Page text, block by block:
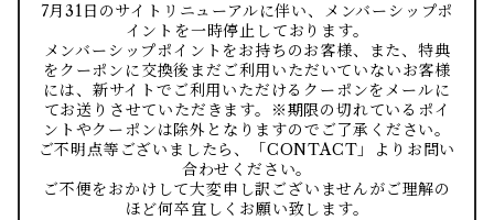
7月31日のサイトリニューアルに伴い、メンバーシップポ
イントを一時停止しております。
メンバーシップポイントをお持ちのお客様、また、特典
をクーポンに交換後まだご利用いただいていないお客様
には、新サイトでご利用いただけるクーポンをメールに
てお送りさせていただきます。※期限の切れているポイ
ントやクーポンは除外となりますのでご了承ください。
ご不明点等ございましたら、「CONTACT」よりお問い
合わせください。
ご不便をおかけして大変申し訳ございませんがご理解の
ほど何卒宜しくお願い致します。